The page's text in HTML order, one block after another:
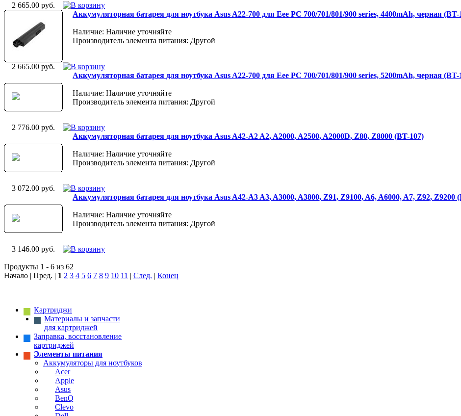
2 665.00 руб.
Аккумуляторная батарея для ноутбука Asus A22-700 для Eee PC 700/701/801/900 series, 4400mAh, черная (BT-
Наличие: Наличие уточняйте
Производитель элемента питания: Другой
2 665.00 руб.
Аккумуляторная батарея для ноутбука Asus A22-700 для Eee PC 700/701/801/900 series, 5200mAh, черная (BT-
Наличие: Наличие уточняйте
Производитель элемента питания: Другой
2 776.00 руб.
Аккумуляторная батарея для ноутбука Asus A42-A2 A2, A2000, A2500, A2000D, Z80, Z8000 (BT-107)
Наличие: Наличие уточняйте
Производитель элемента питания: Другой
3 072.00 руб.
Аккумуляторная батарея для ноутбука Asus A42-A3 A3, A3000, A3800, Z91, Z9100, A6, A6000, A7, Z92, Z9200
Наличие: Наличие уточняйте
Производитель элемента питания: Другой
3 146.00 руб.
Продукты 1 - 6 из 62
Начало | Пред. | 1 2 3 4 5 6 7 8 9 10 11 | След. | Конец
Картриджи
Материалы и запчасти
для картриджей
Заправка, восстановление
картриджей
Элементы питания
Аккумуляторы для ноутбуков
Acer
Apple
Asus
BenQ
Clevo